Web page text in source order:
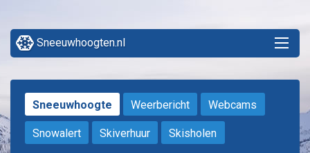
Sneeuwhoogten.nl
Sneeuwhoogte Weerbericht Webcams
Snowalert Skiverhuur Skisholen